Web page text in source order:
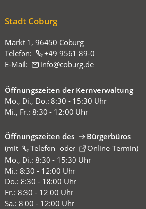
hier:
Stadt Coburg
Markt 1, 96450 Coburg
Telefon:
+49 9561 89-0
E-Mail:
info coburg de
Öffnungszeiten der Kernverwaltung
Mo., Di., Do.: 8:30 - 15:30 Uhr
Mi., Fr.: 8:30 - 12:00 Uhr
Öffnungszeiten des
Bürgerbüros
(mit
Telefon-oder Online-Termin
(Öffnet
in
einem
neuen
Tab)
)
Mo., Di.: 8:30 - 15:30 Uhr
Mi.: 8:30 - 12:00 Uhr
Do.: 8:30 - 18:00 Uhr
Fr.: 8:30 - 12:00 Uhr
Sa.: 8:00 - 12:00 Uhr